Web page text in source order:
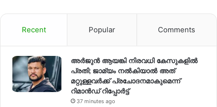
Recent Popular Comments
അര്‍ജുന്‍ ആയങ്കി നിരവധി കേസുകളില്‍
പ്രതി; ജാമ്യം നല്‍കിയാല്‍ അത്
മറ്റുള്ളവര്‍ക്ക് പ്രചോദനമാകുമെന്ന്
റിമാന്‍ഡ് റിപ്പോര്‍ട്ട്
37 minutes ago